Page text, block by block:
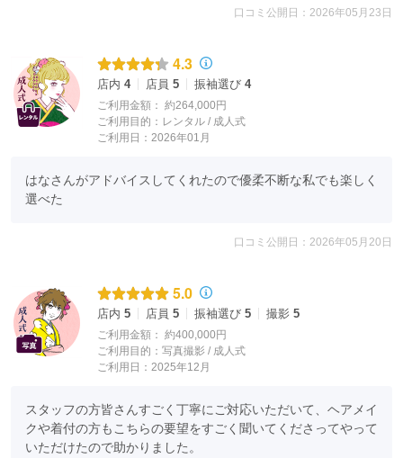
口コミ公開日：2026年05月23日
4.3
店内 4 店員 5 振袖選び 4
ご利用金額： 約264,000円
ご利用目的： レンタル / 成人式
ご利用日：2026年01月
はなさんがアドバイスしてくれたので優柔不断な私でも楽しく
選べた
口コミ公開日：2026年05月20日
5.0
店内 5 店員 5 振袖選び 5 撮影 5
ご利用金額： 約400,000円
ご利用目的： 写真撮影 / 成人式
ご利用日：2025年12月
スタッフの方皆さんすごく丁寧にご対応いただいて、ヘアメイ
クや着付の方もこちらの要望をすごく聞いてくださってやって
いただけたので助かりました。